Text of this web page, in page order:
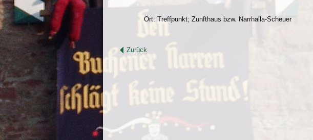
Ort: Treffpunkt; Zunfthaus bzw. Narrhalla-Scheuer
Zurück